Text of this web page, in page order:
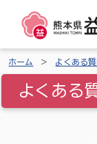
ホーム よくある
よくある